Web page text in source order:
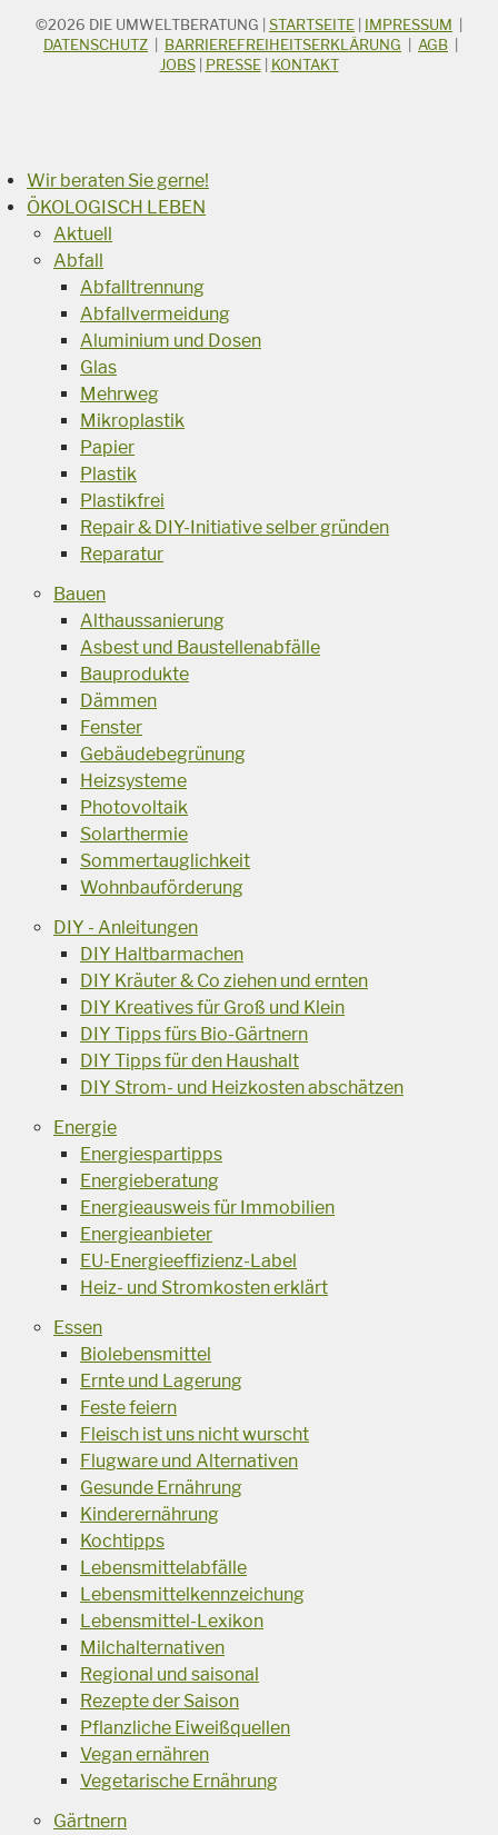
STICHWORTSUCHE
Suchbegriff
©2026 DIE UMWELTBERATUNG STARTSEITE IMPRESSUM
DATENSCHUTZ
BARRIEREFREIHEITSERKLÄRUNG AGB
JOBS| PRESSE| KONTAKT
Wir beraten Sie gerne!
ÖKOLOGISCH LEBEN
Aktuell
Abfall
Abfalltrennung
Abfallvermeidung
Aluminium und Dosen
Glas
Mehrweg
Mikroplastik
Papier
Plastik
Plastikfrei
Repair & DIY-Initiative selber gründen
Reparatur
Bauen
Althaussanierung
Asbest und Baustellenabfälle
Bauprodukte
Dämmen
Fenster
Gebäudebegrünung
Heizsysteme
Photovoltaik
Solarthermie
Sommertauglichkeit
Wohnbauförderung
DIY - Anleitungen
DIY Haltbarmachen
DIY Kräuter & Co ziehen und ernten
DIY Kreatives für Groß und Klein
DIY Tipps fürs Bio-Gärtnern
DIY Tipps für den Haushalt
DIY Strom- und Heizkosten abschätzen
Energie
Energiespartipps
Energieberatung
Energieausweis für Immobilien
Energieanbieter
EU-Energieeffizienz-Label
Heiz- und Stromkosten erklärt
Essen
Biolebensmittel
Ernte und Lagerung
Feste feiern
Fleisch ist uns nicht wurscht
Flugware und Alternativen
Gesunde Ernährung
Kinderernährung
Kochtipps
Lebensmittelabfälle
Lebensmittelkennzeichung
Lebensmittel-Lexikon
Milchalternativen
Regional und saisonal
Rezepte der Saison
Pflanzliche Eiweißquellen
Vegan ernähren
Vegetarische Ernährung
Gärtnern